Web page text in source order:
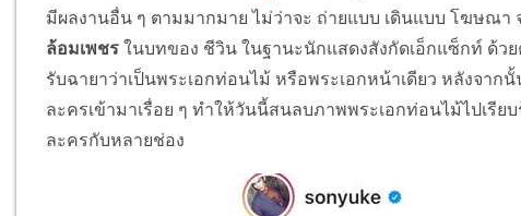
มีผลงานอื่น ๆ ตามมากมาย ไม่ว่าจะ ถ่ายแบบ เดินแบบ โฆษณา
ล้อมเพชร ในบทของ ชีวิน ในฐานะนักแสดงสังกัดเอ็กแซ็กท์ ด้ว
รับฉายาว่าเป็นพระเอกท่อนไม้ หรือพระเอกหน้าเดียว หลังจา
ละครเข้ามาเรื่อย ๆ ทำให้วันนี้สนลบภาพพระเอกท่อนไม้ไปเรี
ละครกับหลายช่อง